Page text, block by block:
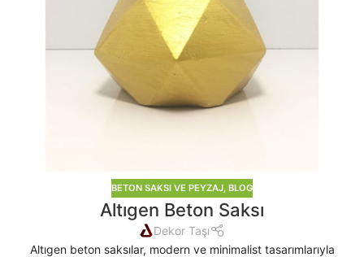
BETON SAKSI VE PEYZAJ, BLOG
Altıgen Beton Saksı
Dekor Taşı
Altıgen beton saksılar, modern ve minimalist tasarımlarıyla